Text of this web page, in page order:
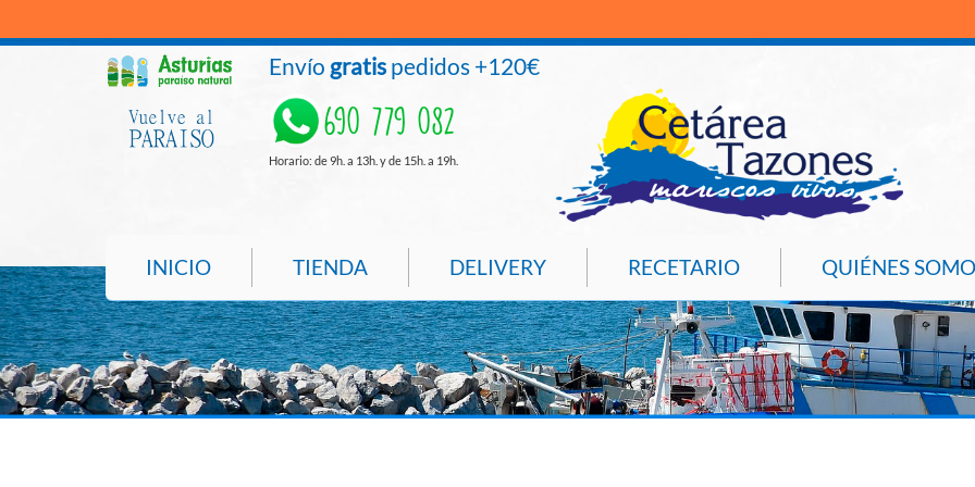
Envío gratispedidos +120€
690 779 082
Horario: de 9h. a 13h. y de 15h. a 19h.
INICIO TIENDA DELIVERY RECETARIO QUIÉNES